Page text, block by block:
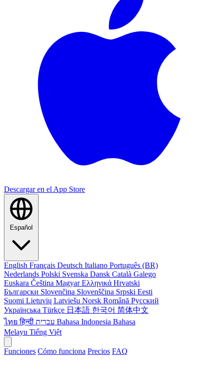
Descargar en el App Store
Español
English Français Deutsch Italiano Português (BR)
Nederlands Polski Svenska Dansk Català Galego
Euskara Čeština MagyarΕλληνικά Hrvatski
Български Slovenčina Slovenščina Srpski Eesti
Suomi Lietuvių Latviešu Norsk Română Русский
Українська Türkçe 日本語 한국어 简体中文
ไทยहिन्दी Bahasa Indonesia Bahasa
Melayu Tiếng Việt
Funciones Cómo funciona Precios FAQ